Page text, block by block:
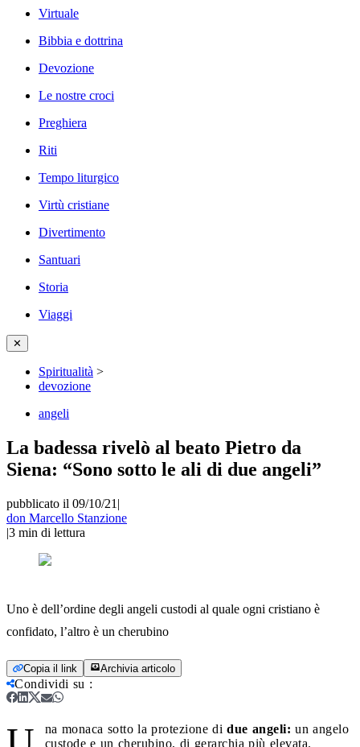
Virtuale
Bibbia e dottrina
Devozione
Le nostre croci
Preghiera
Riti
Tempo liturgico
Virtù cristiane
Divertimento
Santuari
Storia
Viaggi
✕
Spiritualità >
devozione
angeli
La badessa rivelò al beato Pietro da
Siena: “Sono sotto le ali di due angeli”
pubblicato il 09/10/21 |
don Marcello Stanzione
|3 min di lettura
Uno è dell’ordine degli angeli custodi al quale ogni cristiano è
confidato, l’altro è un cherubino
Copia il link Archivia articolo
Condividi su :
na monaca sotto la protezione di due angeli: un angelo
custode e un cherubino, di gerarchia più elevata.